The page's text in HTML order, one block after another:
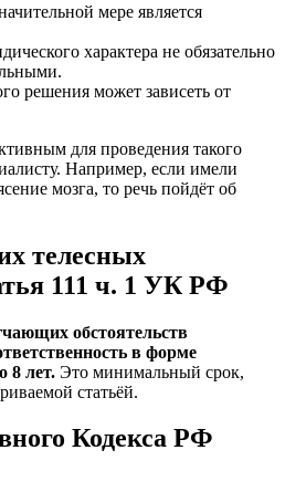
мере является
характера не обязательно
решения может зависеть от
для проведения такого
Например, если имели
мозга, то речь пойдёт об
телесных
111 ч. 1 УК РФ
обстоятельств
в форме
8 лет. Это минимальный срок,
статьёй.
Кодекса РФ